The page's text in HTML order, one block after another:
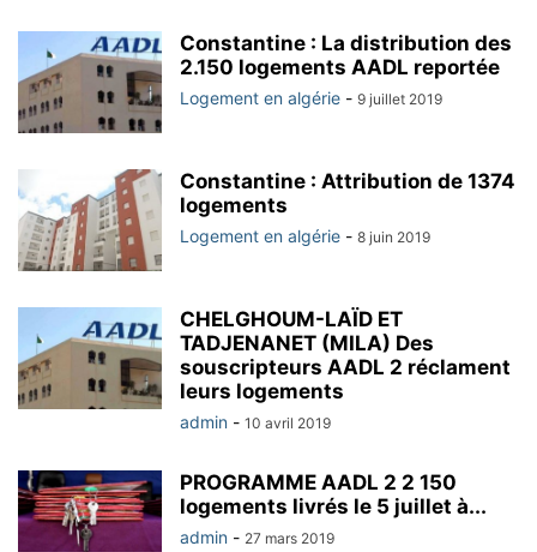
Constantine : La distribution des
2.150 logements AADL reportée
Logement en algérie - 9 juillet 2019
Constantine : Attribution de 1374
logements
Logement en algérie - 8 juin 2019
CHELGHOUM-LAÏD ET
TADJENANET (MILA) Des
souscripteurs AADL 2 réclament
leurs logements
admin - 10 avril 2019
PROGRAMME AADL 2 2 150
logements livrés le 5 juillet à...
admin - 27 mars 2019